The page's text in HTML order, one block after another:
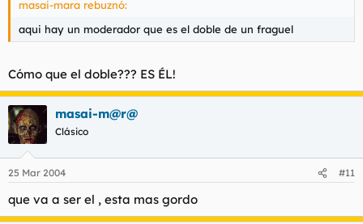
masai-mara rebuznó:
aqui hay un moderador que es el doble de un fraguel
Cómo que el doble??? ES ÉL!
masai-m@r@
Clásico
25 Mar 2004 #11
que va a ser el , esta mas gordo